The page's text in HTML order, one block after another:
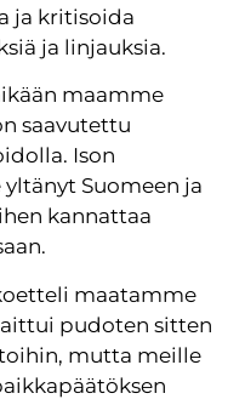
ja kritisoida
ja linjauksia.
maamme
saavutettu
Ison
Suomeen ja
kannattaa
maatamme
pudoten sitten
mutta meille